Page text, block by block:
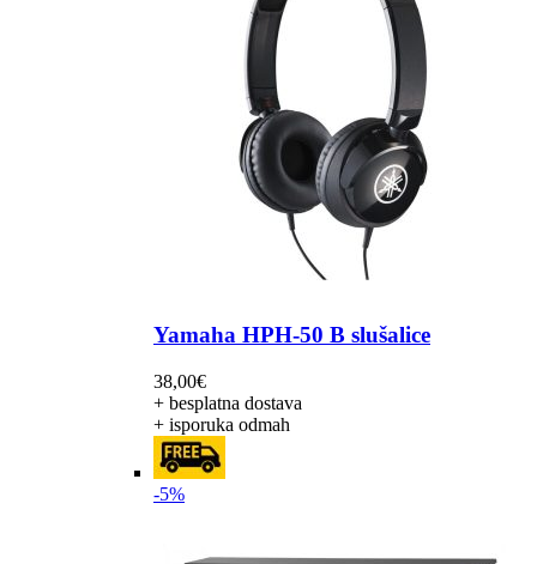
Yamaha HPH-50 B slušalice
38,00€
+ besplatna dostava
+ isporuka odmah
-5%